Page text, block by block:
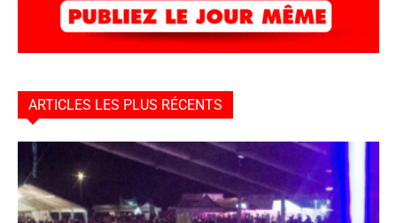
ARTICLES LES PLUS RÉCENTS